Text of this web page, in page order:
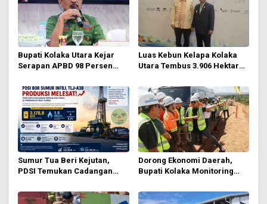
i
p
o
s
Bupati Kolaka Utara Kejar
Serapan APBD 98 Persen
Belanja dan Hindari
Program Mandek
Luas Kebun Kelapa Kolaka
Utara Tembus 3.906 Hektare,
ke Investor
Sumur Tua Beri Kejutan,
PDSI Temukan Cadangan
Prabumulih
Dorong Ekonomi Daerah,
Bupati Kolaka Monitoring